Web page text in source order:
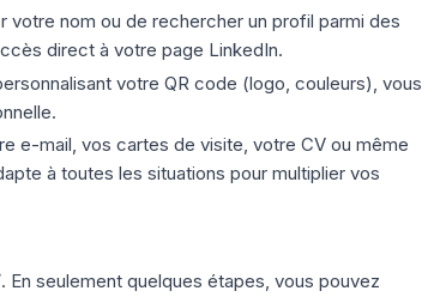
votre nom ou de rechercher un profil parmi des
direct à votre page LinkedIn.
votre QR code (logo, couleurs), vous
e-mail, vos cartes de visite, votre CV ou même
à toutes les situations pour multiplier vos
En seulement quelques étapes, vous pouvez